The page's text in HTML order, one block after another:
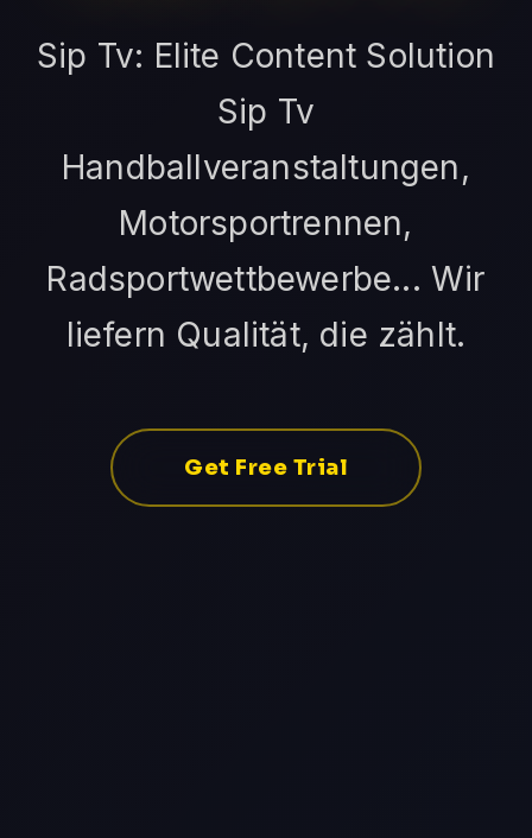
Sip Tv: Elite Content Solution
Sip Tv
Handballveranstaltungen,
Motorsportrennen,
Radsportwettbewerbe... Wir
liefern Qualität, die zählt.
Get Free Trial